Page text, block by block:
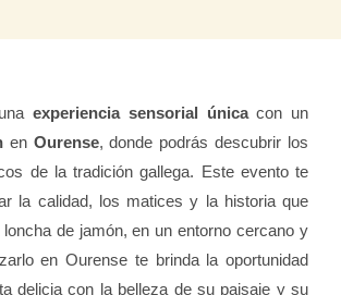
unaexperiencia sensorial únicacon un
en Ourense, donde podrás descubrir los
de la tradición gallega. Este evento te
la calidad, los matices y la historia que
de jamón, en un entorno cercano y
en Ourense te brinda la oportunidad
delicia con la belleza de su paisaje y su